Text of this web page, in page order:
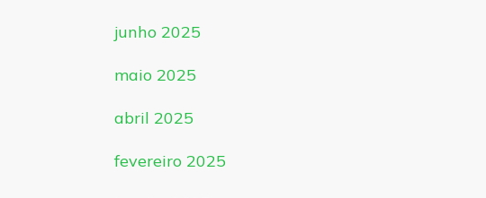
junho 2025
maio 2025
abril 2025
fevereiro 2025